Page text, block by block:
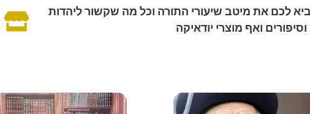
לכם את מיטב שיעורי התורה וכל מה שקשור ליהדות
ואף מוצרי יודאיקה